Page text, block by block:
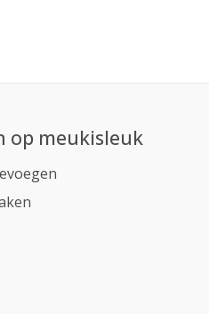
op meukisleuk